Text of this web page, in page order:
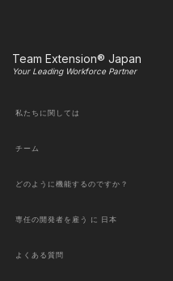
Team Extension® Japan
Your Leading Workforce Partner
私たちに関しては
チーム
どのように機能するのですか？
専任の開発者を雇う に 日本
よくある質問